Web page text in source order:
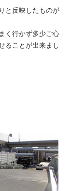
と反映したものが
く行かず多少ご心
ることが出来まし